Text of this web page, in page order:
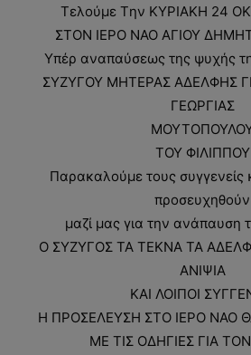
Τελούμε Tην ΚΥΡΙΑΚΗ 24
ΣΤΟΝ ΙΕΡΟ ΝΑΟ ΑΓΙΟΥ
Υπέρ αναπαύσεως της ψυχής
ΣΥΖΥΓΟΥ ΜΗΤΕΡΑΣ ΑΔΕΛΦΗΣ
ΓΕΩΡΓΙΑΣ
ΤΟΥ ΦΙΛΙΠΠΟΥ
Παρακαλούμε τους συγγενείς
προσευχηθούν
μαζί μας για την ανάπαυση
Ο ΣΥΖΥΓΟΣ ΤΑ ΤΕΚΝΑ ΤΑ
ΑΝΙΨΙΑ
ΚΑΙ ΛΟΙΠΟΙ
Η ΠΡΟΣΕΛΕΥΣΗ ΣΤΟ ΙΕΡΟ ΝΑΟ
ΜΕ ΤΙΣ ΟΔΗΓΙΕΣ ΓΙΑ ΤΟΝ